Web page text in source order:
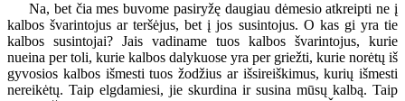
Na, bet čia mes buvome pasiryžę daugiau dėmesio atkreipti ne į
kalbos švarintojus ar teršėjus, bet į jos susintojus. O kas gi yra tie
kalbos susintojai? Jais vadiname tuos kalbos švarintojus, kurie
nueina per toli, kurie kalbos dalykuose yra per griežti, kurie norėtų iš
gyvosios kalbos išmesti tuos žodžius ar išsireiškimus, kurių išmesti
nereikėtų. Taip elgdamiesi, jie skurdina ir susina mūsų kalbą. Taip